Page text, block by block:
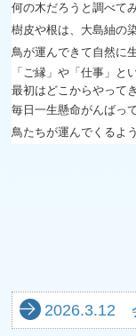
何の木だろうと調べて
樹皮や根は、大島紬の
鳥が運んできて自然に
「ご縁」や「仕事」と
最初はどこからやって
毎日一生懸命がんばっ
鳥たちが運んでくるよ
2026.3.12